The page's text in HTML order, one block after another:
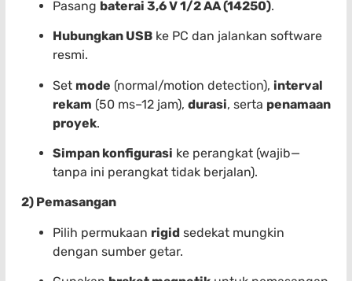
Pasang baterai 3,6 V 1/2 AA (14250).
Hubungkan USB ke PC dan jalankan software
resmi.
Set mode (normal/motion detection), interval
rekam (50 ms–12 jam), durasi, serta penamaan
proyek.
Simpan konfigurasi ke perangkat (wajib—
tanpa ini perangkat tidak berjalan).
2) Pemasangan
Pilih permukaan rigid sedekat mungkin
dengan sumber getar.